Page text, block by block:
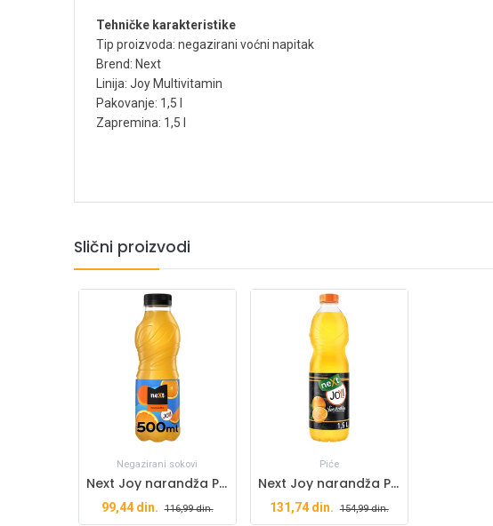
Tehničke karakteristike
Tip proizvoda: negazirani voćni napitak
Brend: Next
Linija: Joy Multivitamin
Pakovanje: 1,5 l
Zapremina: 1,5 l
Slični proizvodi
Negazirani sokovi
Next Joy narandža PET 0,5l
99,44din. 116,99din.
Piće
Next Joy narandža PET 1,5l
131,74din. 154,99din.